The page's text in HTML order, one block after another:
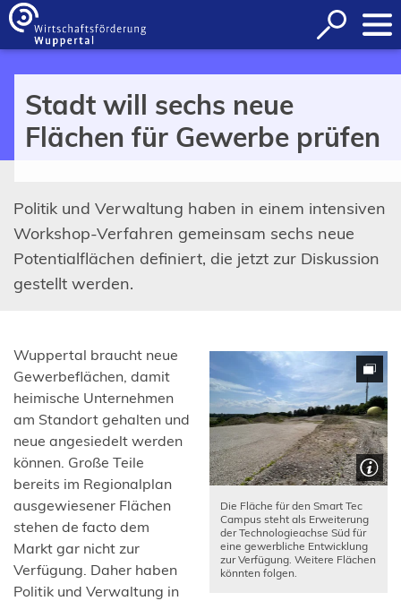
Inhalt anspringen
Suche
öffnen
Stadt will sechs neue
Flächen für Gewerbe prüfen
Politik und Verwaltung haben in einem intensiven
Workshop-Verfahren gemeinsam sechs neue
Potentialflächen definiert, die jetzt zur Diskussion
gestellt werden.
Die Fläche für den Smart Tec
Campus steht als Erweiterung
der Technologieachse Süd für
eine gewerbliche Entwicklung
zur Verfügung. Weitere Flächen
könnten folgen.
Wuppertal braucht neue
Gewerbeflächen, damit
heimische Unternehmen
am Standort gehalten und
neue angesiedelt werden
können. Große Teile
bereits im Regionalplan
ausgewiesener Flächen
stehen de facto dem
Markt gar nicht zur
Verfügung. Daher haben
Politik und Verwaltung in